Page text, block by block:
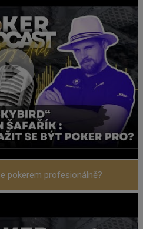
pokerem profesionálně?